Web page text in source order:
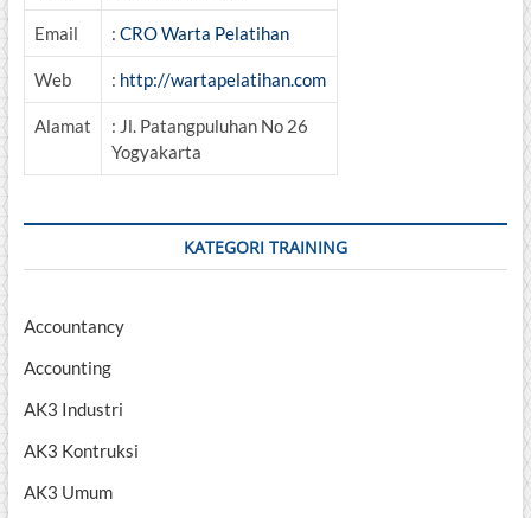
Email : CRO Warta Pelatihan
Web : http://wartapelatihan.com
Alamat
: Jl. Patangpuluhan No 26
Yogyakarta
KATEGORI TRAINING
Accountancy
Accounting
AK3 Industri
AK3 Kontruksi
AK3 Umum